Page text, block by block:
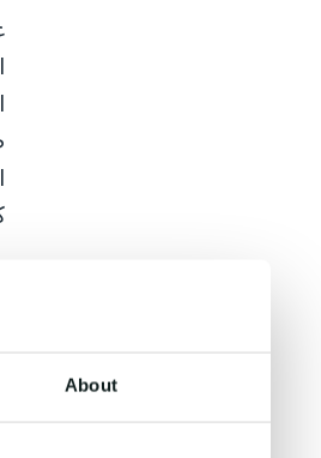
About